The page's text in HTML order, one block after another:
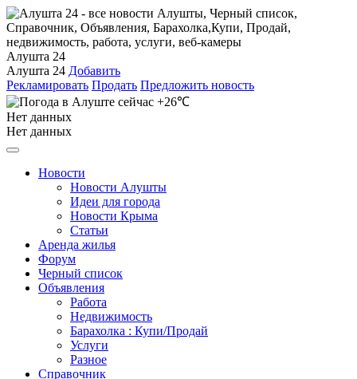
Алушта 24
Алушта 24 Добавить
Рекламировать Продать Предложить новость
+26℃
Нет данных
Нет данных
Новости
Новости Алушты
Идеи для города
Новости Крыма
Статьи
Аренда жилья
Форум
Черный список
Объявления
Работа
Недвижимость
Барахолка : Купи/Продай
Услуги
Разное
Справочник